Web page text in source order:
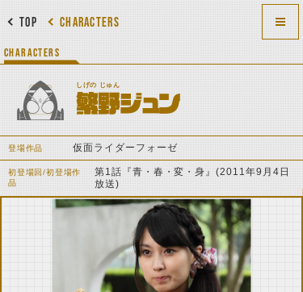
CHARACTERS
TOP
CHARACTERS
しげの じゅん
繁野ジュン
登場作品 仮面ライダーフォーゼ
初登場回/初登場作
品
第1話『青・春・変・身』(2011年9月4日
放送)